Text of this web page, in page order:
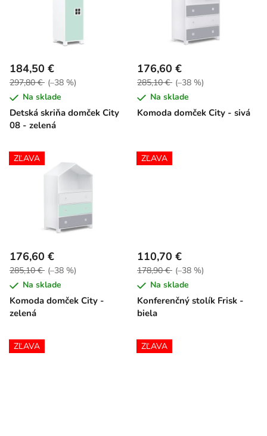
o
d
u
k
t
o
u
k
o
v
Detská skriňa domček City
08 - zelená
184,50 €
297,80 € (–38 %)
Na sklade
Komoda domček City - sivá
176,60 €
285,10 € (–38 %)
Na sklade
ZĽAVA
Komoda domček City -
zelená
176,60 €
285,10 € (–38 %)
Na sklade
ZĽAVA
Konferenčný stolík Frisk -
biela
110,70 €
178,90 € (–38 %)
Na sklade
ZĽAVA ZĽAVA